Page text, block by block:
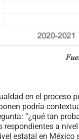
en el proceso
podría
“¿qué tan
respondientes a
estatal en México